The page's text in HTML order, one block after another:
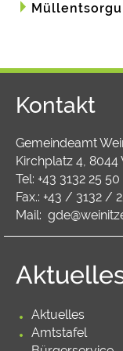
Kontakt
Gemeindeamt
Kirchplatz 4, 8044
Tel: +43 3132 25 50
Fax.: +43 / 3132 /
Mail:
Aktuelles
Amtstafel